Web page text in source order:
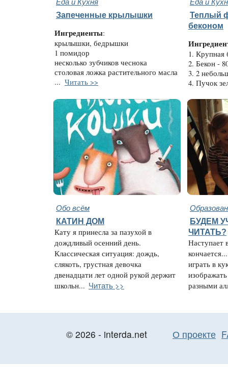
Запеченные крылышки
Ингредиенты:
крылышки, бедрышки
1 помидор
несколько зубчиков чеснока
столовая ложка растительного масла
... Читать >>
Теплый
беконом
1. Крупная
2. Бекон -
3. 2
4. Пучок
Обо всём
КАТИН ДОМ
Кату я принесла за пазухой в
дождливый осенний день.
Классическая ситуация: дождь,
слякоть, грустная девочка
двенадцати лет одной рукой держит
школьн... Читать >>
БУДЕМ
ЧИТАТЬ?
Наступает
играть в
разными
© 2026 - interda.net О проекте